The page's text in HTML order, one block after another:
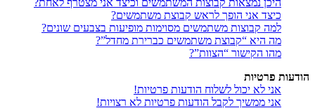
כיצד אני הופך לראש קבוצת משתמשים?
למה קבוצות משתמשים מסוימות מופיעות בצבעים שונים?
מה היא “קבוצת משתמשים כברירת מחדל”?
מהו הקישור “הצוות”?
הודעות פרטיות
אני לא יכול לשלוח הודעות פרטיות!
אני ממשיך לקבל הודעות פרטיות לא רצויות!